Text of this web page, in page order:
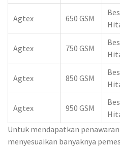
Agtex 650 GSM
Agtex 750 GSM
Agtex 850 GSM
Agtex 950 GSM
Untuk mendapatkan
menyesuaikan banyaknya